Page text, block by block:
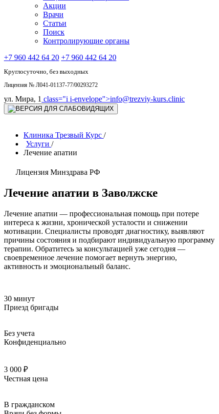
Акции
Врачи
Статьи
Поиск
Контролирующие органы
+7 960 442 64 20 +7 960 442 64 20
Круглосуточно, без выходных
Лицензия № Л041-01137-77/00293272
ул. Мира, 1 class="i i-envelope">info@trezviy-kurs.clinic
Клиника Трезвый Курс /
Услуги /
Лечение апатии
Лицензия Минздрава РФ
Лечение апатии в Заволжске
Лечение апатии — профессиональная помощь при потере
интереса к жизни, хронической усталости и снижении
мотивации. Специалисты проводят диагностику, выявляют
причины состояния и подбирают индивидуальную программу
терапии. Обратитесь за консультацией уже сегодня —
своевременное лечение помогает вернуть энергию,
активность и эмоциональный баланс.
30 минут
Приезд бригады
Без учета
Конфиденциально
3 000 ₽
Честная цена
В гражданском